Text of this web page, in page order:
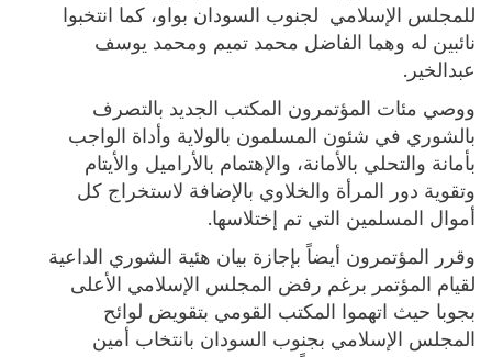
للمجلس الإسلامي لجنوب السودان بواو، كما انتخبوا
نائبين له وهما الفاضل محمد تميم ومحمد يوسف
عبدالخير.
ووصي مئات المؤتمرون المكتب الجديد بالتصرف
بالشوري في شئون المسلمون بالولاية وأداة الواجب
بأمانة والتحلي بالأمانة، والإهتمام بالأراميل والأيتام
وتقوية دور المرأة والخلاوي بالإضافة لاستخراج كل
أموال المسلمين التي تم إختلاسها.
وقرر المؤتمرون أيضاً بإجازة بيان هئية الشوري الداعية
لقيام المؤتمر برغم رفض المجلس الإسلامي الأعلى
بجوبا حيث اتهموا المكتب القومي بتقويض لوائح
المجلس الإسلامي بجنوب السودان بانتخاب أمين